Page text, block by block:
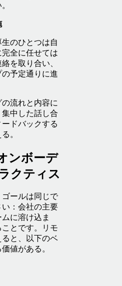
のひとつは自
全に任せては
を取り合い、
予定通りに進
流れと内容に
中した話し合
ドバックする
。
ンボーデ
クティス
ールは同じで
：会社の主要
に溶け込ま
とです。リモ
と、以下のベ
値がある。